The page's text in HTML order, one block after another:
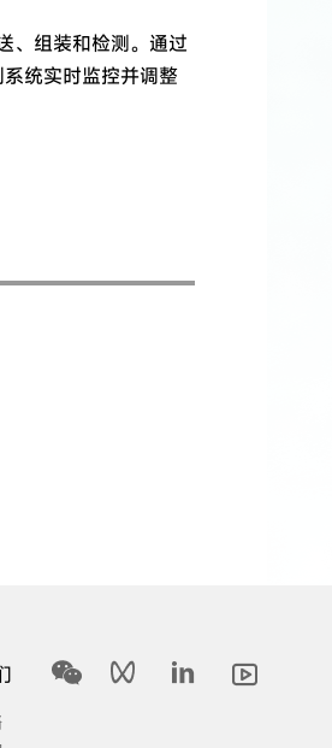
、组装和检测。通过
统实时监控并调整